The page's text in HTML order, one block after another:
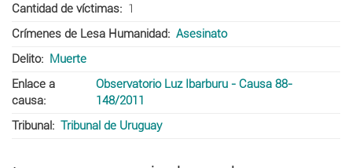
Cantidad de víctimas
1
Crímenes de Lesa Humanidad
Asesinato
Delito
Muerte
Enlace a
causa
Observatorio Luz Ibarburu - Causa 88-
148/2011
Tribunal
Tribunal de Uruguay